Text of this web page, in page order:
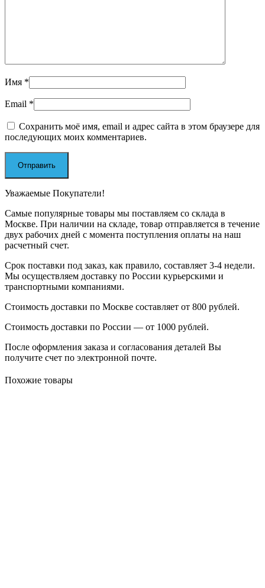
Имя *
Email *
Сохранить моё имя, email и адрес сайта в этом браузере для
последующих моих комментариев.
Уважаемые Покупатели!
Самые популярные товары мы поставляем со склада в
Москве. При наличии на складе, товар отправляется в течение
двух рабочих дней с момента поступления оплаты на наш
расчетный счет.
Срок поставки под заказ, как правило, составляет 3-4 недели.
Мы осуществляем доставку по России курьерскими и
транспортными компаниями.
Стоимость доставки по Москве составляет от 800 рублей.
Стоимость доставки по России — от 1000 рублей.
После оформления заказа и согласования деталей Вы
получите счет по электронной почте.
Похожие товары